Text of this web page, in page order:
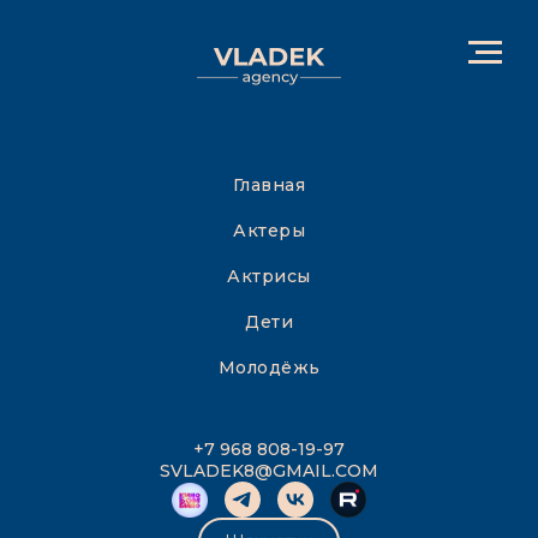
Главная
Актеры
Актрисы
Дети
Молодёжь
+7 968 808-19-97
SVLADEK8@GMAIL.COM